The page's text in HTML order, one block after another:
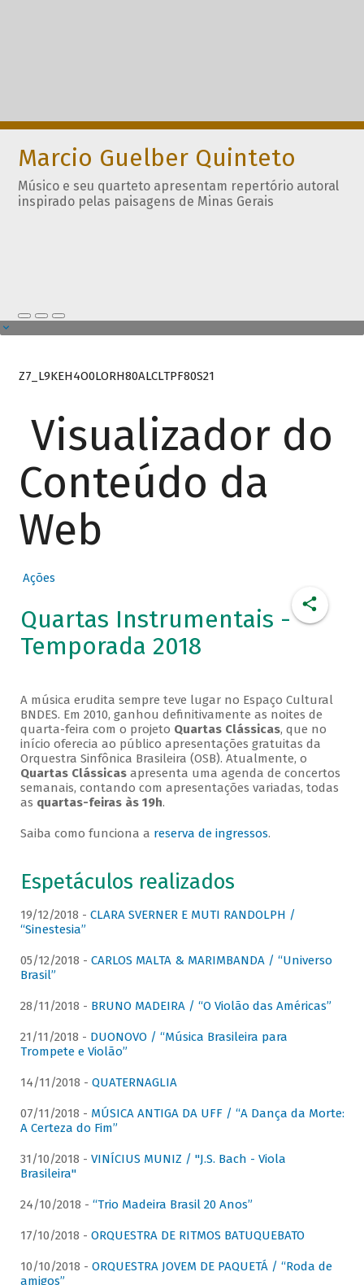
Marcio Guelber Quinteto
Músico e seu quarteto apresentam repertório autoral
inspirado pelas paisagens de Minas Gerais
Z7_L9KEH4O0LORH80ALCLTPF80S21
Visualizador do
Conteúdo da
Web
Ações
Quartas Instrumentais -
Temporada 2018
A música erudita sempre teve lugar no Espaço Cultural
BNDES. Em 2010, ganhou definitivamente as noites de
quarta-feira com o projeto Quartas Clássicas, que no
início oferecia ao público apresentações gratuitas da
Orquestra Sinfônica Brasileira (OSB). Atualmente, o
Quartas Clássicasapresenta uma agenda de concertos
semanais, contando com apresentações variadas, todas
as quartas-feiras às 19h.
Saiba como funciona a reserva de ingressos.
Espetáculos realizados
19/12/2018 - CLARA SVERNER E MUTI RANDOLPH /
“Sinestesia”
05/12/2018 - CARLOS MALTA & MARIMBANDA / “Universo
Brasil”
28/11/2018 - BRUNO MADEIRA / “O Violão das Américas”
21/11/2018 - DUONOVO / “Música Brasileira para
Trompete e Violão”
14/11/2018 - QUATERNAGLIA
07/11/2018 - MÚSICA ANTIGA DA UFF / “A Dança da Morte:
A Certeza do Fim”
31/10/2018 - VINÍCIUS MUNIZ / "J.S. Bach - Viola
Brasileira"
24/10/2018 - “Trio Madeira Brasil 20 Anos”
17/10/2018 - ORQUESTRA DE RITMOS BATUQUEBATO
10/10/2018 - ORQUESTRA JOVEM DE PAQUETÁ / “Roda de
amigos”